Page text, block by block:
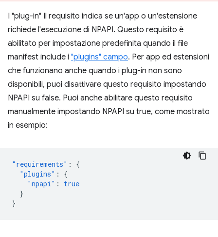
I "plug-in" Il requisito indica se un'app o un'estensione
richiede l'esecuzione di NPAPI. Questo requisito è
abilitato per impostazione predefinita quando il file
manifest include i "plugins" campo. Per app ed estensioni
che funzionano anche quando i plug-in non sono
disponibili, puoi disattivare questo requisito impostando
NPAPI su false. Puoi anche abilitare questo requisito
manualmente impostando NPAPI su true, come mostrato
in esempio:
"requirements" :
{
"plugins" :
{
"npapi" :
true
}
}